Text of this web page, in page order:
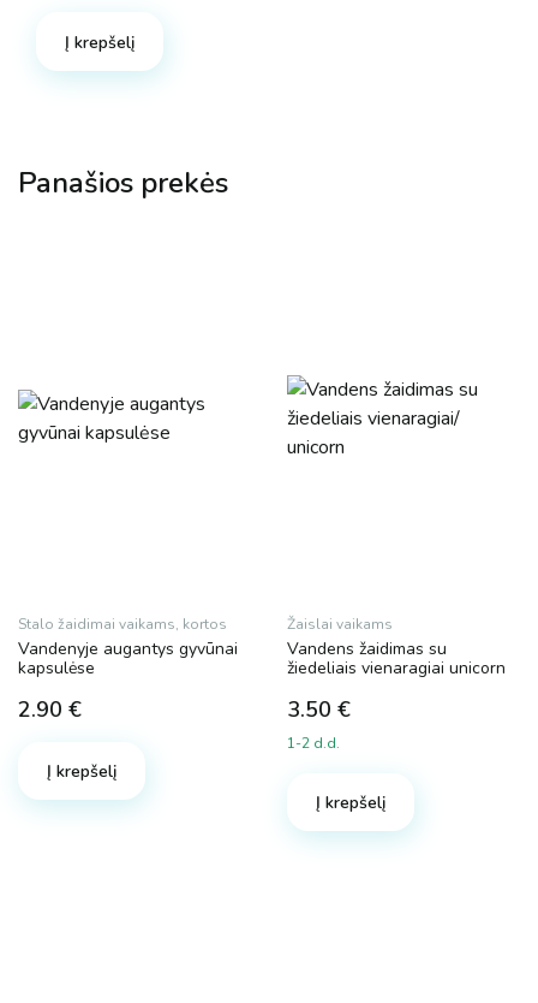
Į krepšelį
Panašios prekės
Stalo žaidimai vaikams, kortos
Vandenyje augantys gyvūnai
kapsulėse
2.90 €
Į krepšelį
Žaislai vaikams
Vandens žaidimas su
žiedeliais vienaragiai unicorn
3.50 €
1-2 d.d.
Į krepšelį